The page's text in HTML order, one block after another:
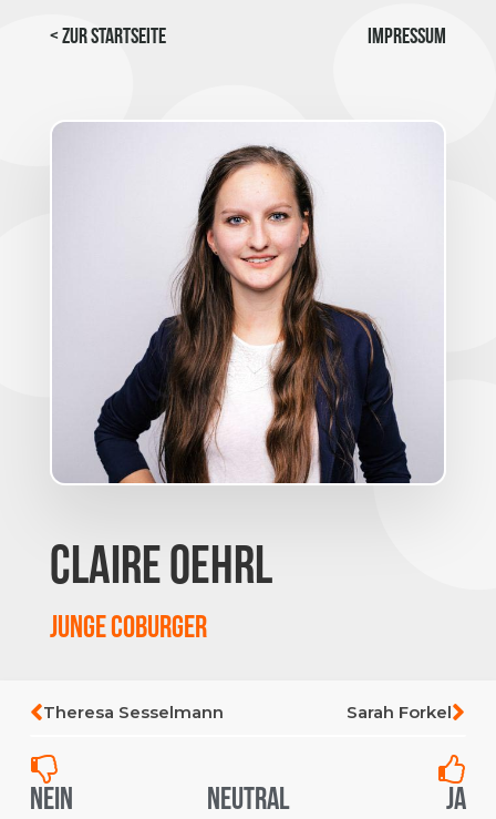
< Zur Startseite Impressum
Claire Oehrl
JUnge COburger
Theresa Sesselmann Sarah Forkel
Nein Neutral Ja